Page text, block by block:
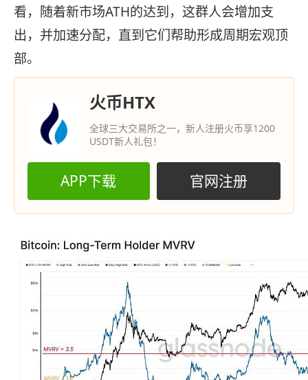
看，随着新市场ATH的达到，这群人会增加支
出，并加速分配，直到它们帮助形成周期宏观顶
部。
火币HTX
全球三大交易所之一，新人注册火币享1200
USDT新人礼包！
APP下载 官网注册